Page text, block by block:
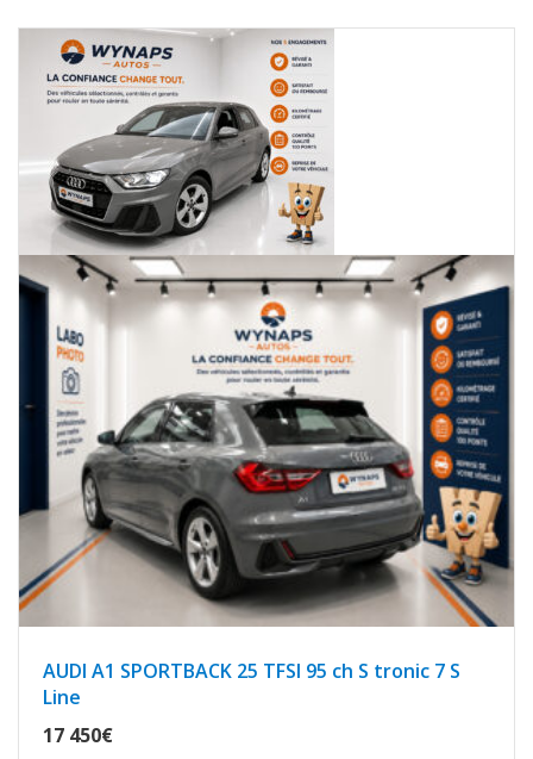
AUDI A1 SPORTBACK 25 TFSI 95 ch S tronic 7 S
Line
17 450€